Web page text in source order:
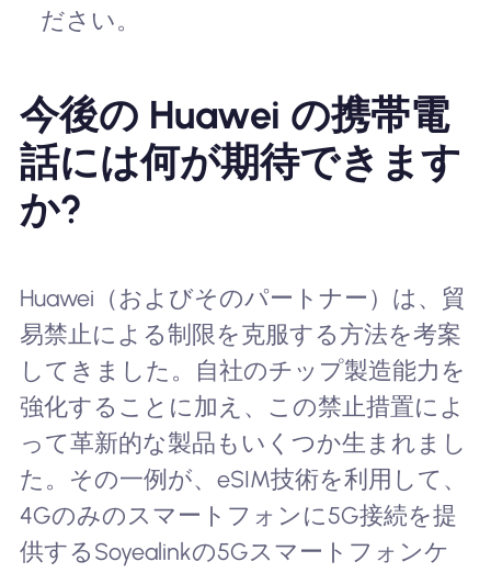
ださい。
今後の Huawei の携帯電
話には何が期待できます
か?
Huawei（およびそのパートナー）は、貿
易禁止による制限を克服する方法を考案
してきました。自社のチップ製造能力を
強化することに加え、この禁止措置によ
って革新的な製品もいくつか生まれまし
た。その一例が、eSIM技術を利用して、
4Gのみのスマートフォンに5G接続を提
供するSoyealinkの5Gスマートフォンケ